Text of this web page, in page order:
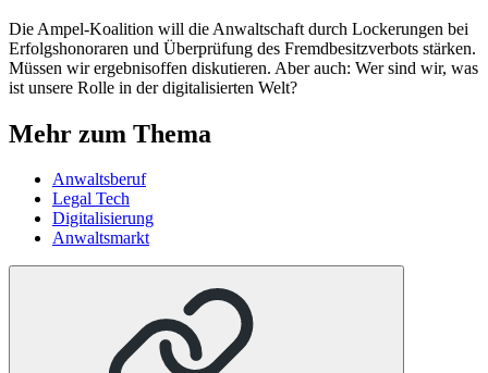
Die Ampel-Koalition will die Anwaltschaft durch Lockerungen bei
Erfolgshonoraren und Überprüfung des Fremdbesitzverbots stärken.
Müssen wir ergebnisoffen diskutieren. Aber auch: Wer sind wir, was
ist unsere Rolle in der digitalisierten Welt?
Mehr zum Thema
Anwaltsberuf
Legal Tech
Digitalisierung
Anwaltsmarkt